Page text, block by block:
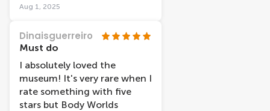
perfectly how the human
Aug 1, 2025
Dinaisguerreiro
Must do
I absolutely loved the
museum! It's very rare when I
rate something with five
stars but Body Worlds